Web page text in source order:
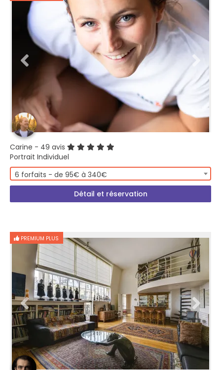
Carine - 49 avis
Portrait Individuel
6 forfaits - de 95€ à 340€
Détail et réservation
PREMIUM PLUS